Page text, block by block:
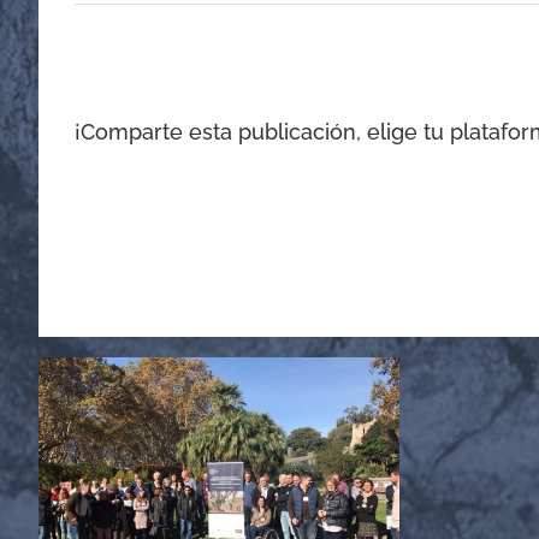
¡Comparte esta publicación, elige tu